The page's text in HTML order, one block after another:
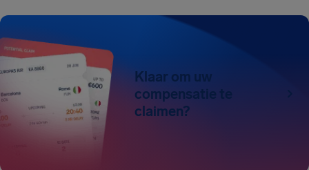
Klaar om uw
compensatie te
claimen?